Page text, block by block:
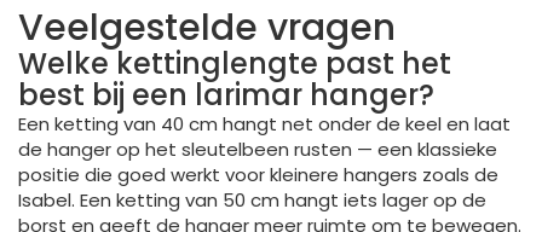
Veelgestelde vragen
Welke kettinglengte past het
best bij een larimar hanger?
Een ketting van 40 cm hangt net onder de keel en laat
de hanger op het sleutelbeen rusten — een klassieke
positie die goed werkt voor kleinere hangers zoals de
Isabel. Een ketting van 50 cm hangt iets lager op de
borst en geeft de hanger meer ruimte om te bewegen.